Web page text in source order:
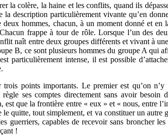
la colère, la haine et les conflits, quand ils
description particulièrement vivante qu’en
hommes, chacun, à un moment donné et en
frappe à tour de rôle. Lorsque l’un des
naît entre deux groupes différents et vivant à
B, ce sont plusieurs hommes du groupe A qui
particulièrement intense, il est possible
points importants. Le premier est qu’on
ses comptes directement sans avoir
que la frontière entre « eux » et « nous, entre
le quitte, tout simplement, et va constituer un
guerriers, capables de recevoir sans broncher
!